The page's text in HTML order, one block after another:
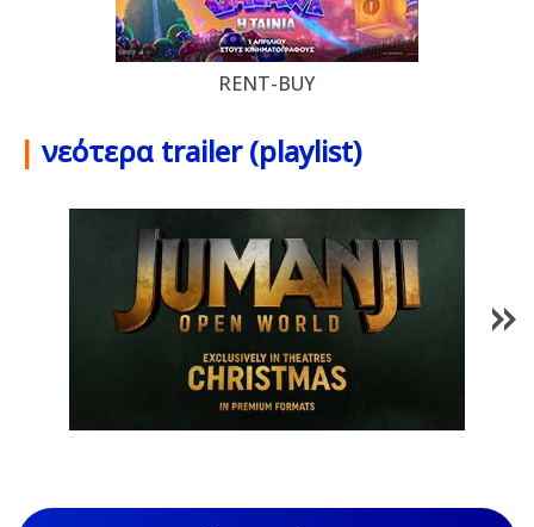
RENT-BUY
| νεότερα trailer (playlist)
1/85